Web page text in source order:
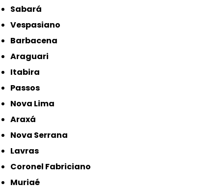
Sabará
Vespasiano
Barbacena
Araguari
Itabira
Passos
Nova Lima
Araxá
Nova Serrana
Lavras
Coronel Fabriciano
Muriaé